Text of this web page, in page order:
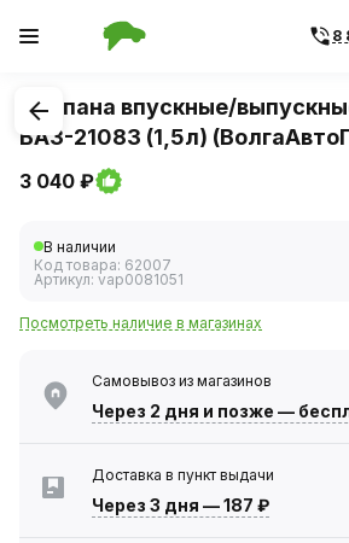
8
1/1
Клапана впускные/
ВАЗ-21083 (1,5л)
3 040 ₽
В наличии
Код товара: 62007
Артикул: vap0081051
Посмотреть наличие в магазинах
Самовывоз из магазинов
Через 2 дня и позже —
Доставка в пункт выдачи
Через 3 дня —187 ₽